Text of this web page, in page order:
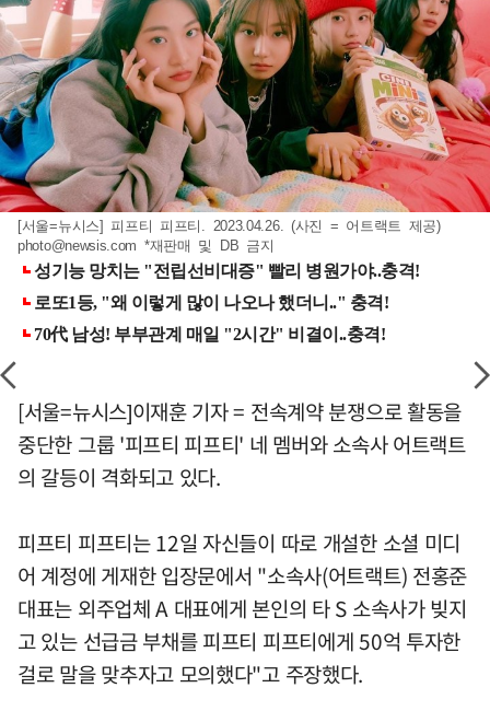
[서울=뉴시스] 피프티 피프티. 2023.04.26. (사진 = 어트랙트 제공)
photo@newsis.com *재판매 및 DB 금지
[서울=뉴시스]이재훈 기자 = 전속계약 분쟁으로 활동을
중단한 그룹 '피프티 피프티' 네 멤버와 소속사 어트랙트
의 갈등이 격화되고 있다.
피프티 피프티는 12일 자신들이 따로 개설한 소셜 미디
어 계정에 게재한 입장문에서 "소속사(어트랙트) 전홍준
대표는 외주업체 A 대표에게 본인의 타 S 소속사가 빚지
고 있는 선급금 부채를 피프티 피프티에게 50억 투자한
걸로 말을 맞추자고 모의했다"고 주장했다.